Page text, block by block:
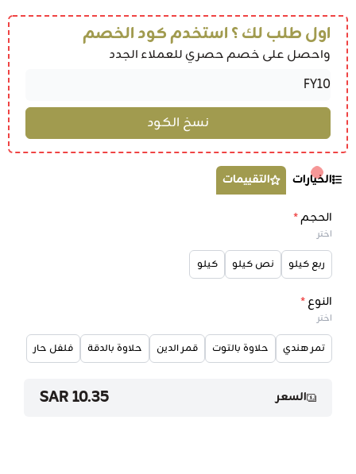
اول طلب لك ؟ استخدم كود الخصم
واحصل على خصم حصري للعملاء الجدد
الخيارات التقييمات
الحجم*
اختر
ربع كيلو نص كيلو كيلو
النوع*
اختر
تمر هندي حلاوة بالتوت قمر الدين حلاوة بالدقة فلفل حار
السعر 10.35 SAR